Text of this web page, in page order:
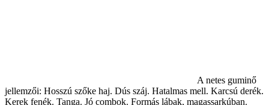
A netes guminő
jellemzői: Hosszú szőke haj. Dús száj. Hatalmas mell. Karcsú derék.
Kerek fenék. Tanga. Jó combok. Formás lábak, magassarkúban.